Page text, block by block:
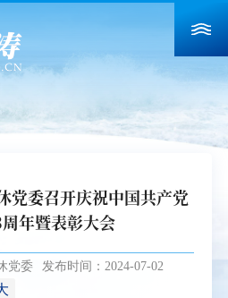
党委召开庆祝中国共产党
年暨表彰大会
党委 发布时间：2024-07-02